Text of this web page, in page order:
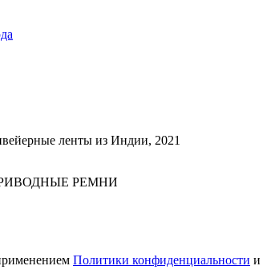
ленты из Индии, 2021
РЕМНИ
Политики конфиденциальности и